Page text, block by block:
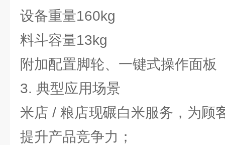
设备重量160kg
料斗容量13kg
附加配置脚轮、一键式操作面板
3. 典型应用场景
米店 / 粮店现碾白米服务，为顾
提升产品竞争力；